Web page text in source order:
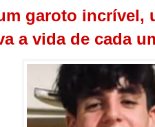
garoto incrível,
a vida de cada